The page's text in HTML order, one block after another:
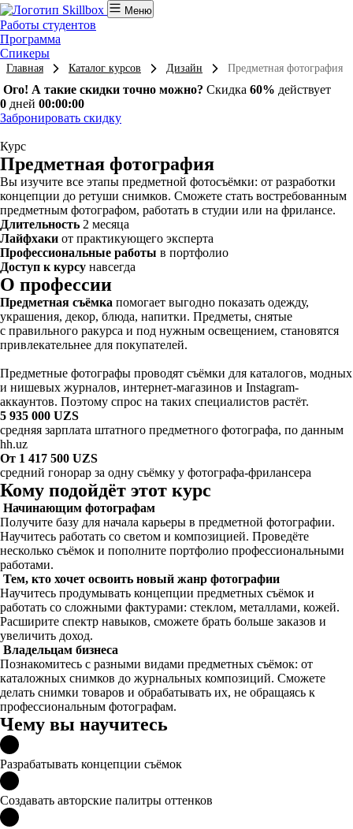
Меню
Работы студентов
Программа
Спикеры
Главная Каталог курсов Дизайн Предметная фотография
Ого! А такие скидки точно можно? Скидка 60% действует
0 дней 00:00:00
Забронировать скидку
Курс
Предметная фотография
Вы изучите все этапы предметной фотосъёмки: от разработки
концепции до ретуши снимков. Сможете стать востребованным
предметным фотографом, работать в студии или на фрилансе.
Длительность 2 месяца
Лайфхаки от практикующего эксперта
Профессиональные работы в портфолио
Доступ к курсу навсегда
О профессии
Предметная съёмка помогает выгодно показать одежду,
украшения, декор, блюда, напитки. Предметы, снятые
с правильного ракурса и под нужным освещением, становятся
привлекательнее для покупателей.
Предметные фотографы проводят съёмки для каталогов, модных
и нишевых журналов, интернет-магазинов и Instagram-
аккаунтов. Поэтому спрос на таких специалистов растёт.
5 935 000 UZS
средняя зарплата штатного предметного фотографа, по данным
hh.uz
От 1 417 500 UZS
средний гонорар за одну съёмку у фотографа-фрилансера
Кому подойдёт этот курс
Начинающим фотографам
Получите базу для начала карьеры в предметной фотографии.
Научитесь работать со светом и композицией. Проведёте
несколько съёмок и пополните портфолио профессиональными
работами.
Тем, кто хочет освоить новый жанр фотографии
Научитесь продумывать концепции предметных съёмок и
работать со сложными фактурами: стеклом, металлами, кожей.
Расширите спектр навыков, сможете брать больше заказов и
увеличить доход.
Владельцам бизнеса
Познакомитесь с разными видами предметных съёмок: от
каталожных снимков до журнальных композиций. Сможете
делать снимки товаров и обрабатывать их, не обращаясь к
профессиональным фотографам.
Чему вы научитесь
Разрабатывать концепции съёмок
Создавать авторские палитры оттенков